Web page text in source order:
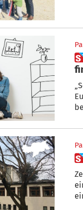
 Zwei Stile, ein Heim: Wie Paare
ein